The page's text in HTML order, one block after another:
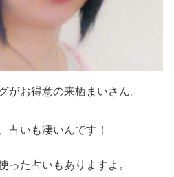
がお得意の来栖まいさん。
占いも凄いんです！
った占いもありますよ。